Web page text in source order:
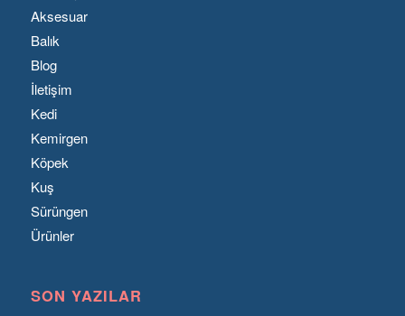
Aksesuar
Balık
Blog
İletişim
Kedi
Kemirgen
Köpek
Kuş
Sürüngen
Ürünler
SON YAZILAR